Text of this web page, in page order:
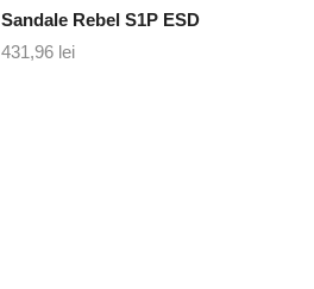
Sandale Rebel S1P ESD
431,96 lei